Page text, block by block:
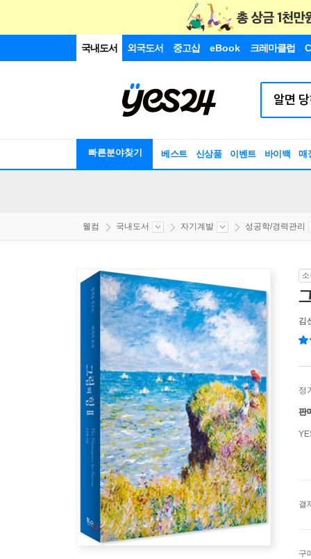
국내도서 외국도서 중고샵 eBook 크레마클럽
빠른분야찾기 베스트 신상품 이벤트 바이백 매
웰컴 국내도서 자기계발 성공학/경력관리
김
정
판
결
구